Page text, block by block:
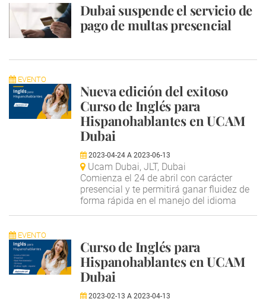
Dubai suspende el servicio de
pago de multas presencial
EVENTO
Nueva edición del exitoso
Curso de Inglés para
Hispanohablantes en UCAM
Dubai
2023-04-24A 2023-06-13
Ucam Dubai, JLT, Dubai
Comienza el 24 de abril con carácter
presencial y te permitirá ganar fluidez de
forma rápida en el manejo del idioma
EVENTO
Curso de Inglés para
Hispanohablantes en UCAM
Dubai
2023-02-13 A 2023-04-13